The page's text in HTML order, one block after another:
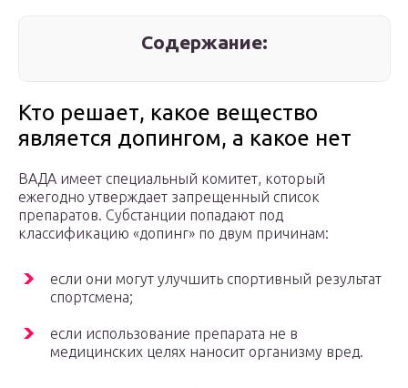
Содержание:
Кто решает, какое вещество
является допингом, а какое нет
ВАДА имеет специальный комитет, который
ежегодно утверждает запрещенный список
препаратов. Субстанции попадают под
классификацию «допинг» по двум причинам:
если они могут улучшить спортивный результат
спортсмена;
если использование препарата не в
медицинских целях наносит организму вред.